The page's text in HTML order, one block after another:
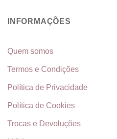
INFORMAÇÕES
Quem somos
Termos e Condições
Política de Privacidade
Política de Cookies
Trocas e Devoluções